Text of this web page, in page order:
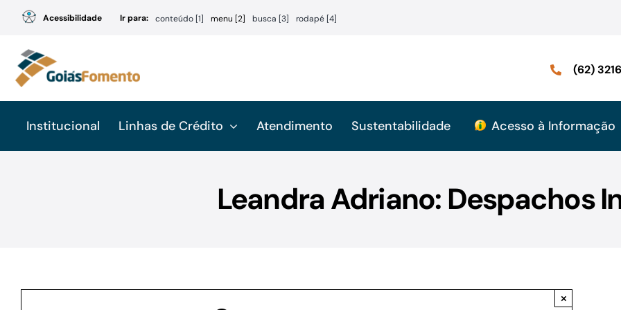
conteúdo
Acessibilidade Ir para: conteúdo [1] menu [2] busca [3] rodapé [4]
(62)
Institucional Linhas de Crédito Atendimento Sustentabilidade Acesso à Informação
Leandra Adriano: Despachos
×